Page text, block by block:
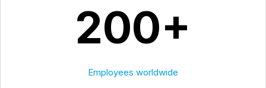
200+
Employees worldwide